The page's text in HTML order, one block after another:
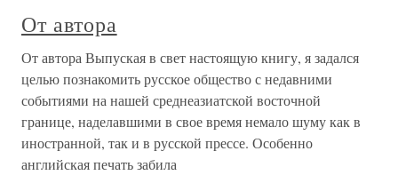
От автора
От автора Выпуская в свет настоящую книгу, я задался
целью познакомить русское общество с недавними
событиями на нашей среднеазиатской восточной
границе, наделавшими в свое время немало шуму как в
иностранной, так и в русской прессе. Особенно
английская печать забила